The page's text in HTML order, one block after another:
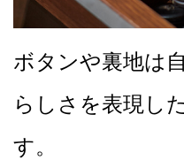
ボタンや裏地は
らしさを表現し
す。